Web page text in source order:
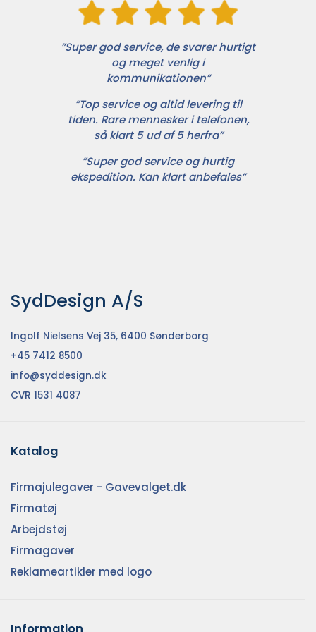
”Super god service, de svarer hurtigt
og meget venlig i
kommunikationen”
”Top service og altid levering til
tiden. Rare mennesker i telefonen,
så klart 5 ud af 5 herfra”
”Super god service og hurtig
ekspedition. Kan klart anbefales”
SydDesign A/S
Ingolf Nielsens Vej 35, 6400 Sønderborg
+45 7412 8500
info@syddesign.dk
CVR 1531 4087
Katalog
Firmajulegaver - Gavevalget.dk
Firmatøj
Arbejdstøj
Firmagaver
Reklameartikler med logo
Information